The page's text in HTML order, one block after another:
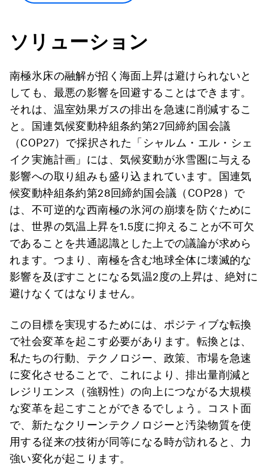
ソリューション
南極氷床の融解が招く海面上昇は避けられないと
しても、最悪の影響を回避することはできます。
それは、温室効果ガスの排出を急速に削減するこ
と。国連気候変動枠組条約第27回締約国会議
（COP27）で採択された「シャルム・エル・シェ
イク実施計画」には、気候変動が氷雪圏に与える
影響への取り組みも盛り込まれています。国連気
候変動枠組条約第28回締約国会議（COP28）で
は、不可逆的な西南極の氷河の崩壊を防ぐために
は、世界の気温上昇を1.5度に抑えることが不可欠
であることを共通認識とした上での議論が求めら
れます。つまり、南極を含む地球全体に壊滅的な
影響を及ぼすことになる気温2度の上昇は、絶対に
避けなくてはなりません。
この目標を実現するためには、ポジティブな転換
で社会変革を起こす必要があります。転換とは、
私たちの行動、テクノロジー、政策、市場を急速
に変化させることで、これにより、排出量削減と
レジリエンス（強靱性）の向上につながる大規模
な変革を起こすことができるでしょう。コスト面
で、新たなクリーンテクノロジーと汚染物質を使
用する従来の技術が同等になる時が訪れると、力
強い変化が起こります。